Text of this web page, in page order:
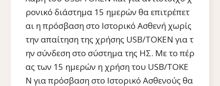
ρονικό διάστημα 15 ημερών θα επιτρέπετ
αι η πρόσβαση στο Ιστορικό Ασθενή χωρίς
την απαίτηση της χρήσης USB/ΤΟΚΕΝ για τ
ην σύνδεση στο σύστημα της ΗΣ. Με το πέρ
ας των 15 ημερών η χρήση του USB/ΤΟΚΕ
Ν για πρόσβαση στο Ιστορικό Ασθενούς θα